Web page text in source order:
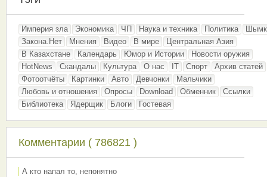
Империя зла Экономика ЧП Наука и техника Политика
Закона.Нет
Мнения Видео В мире
Центральная Азия
В Казахстане
Календарь Юмор и Истории
Новости оружия
HotNews
Скандалы Культура О нас IT Спорт
Архив статей
Фотоотчёты
Картинки Авто Девчонки
Мальчики
Любовь и отношения
Опросы Download Обменник
Ссылки
Библиотека
Ядерщик Блоги Гостевая
Комментарии ( 786821 )
А кто напал то, непонятно